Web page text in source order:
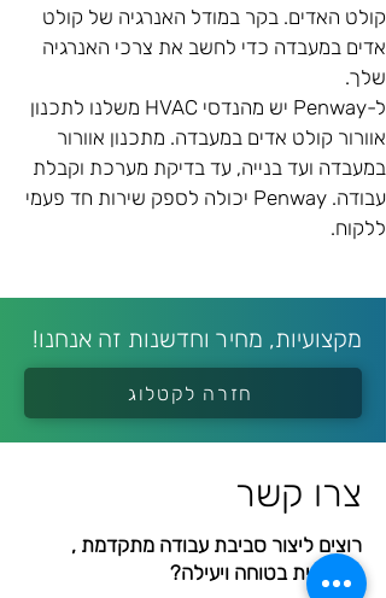
קולט האדים. בקר במודל האנרגיה של קולט
אדים במעבדה כדי לחשב את צרכי האנרגיה
שלך.
ל-Penway יש מהנדסי HVAC משלנו לתכנון
אוורור קולט אדים במעבדה. מתכנון אוורור
במעבדה ועד בנייה, עד בדיקת מערכת וקבלת
עבודה. Penway יכולה לספק שירות חד פעמי
ללקוח.
מקצועיות, מחיר וחדשנות זה אנחנו!
חזרה לקטלוג
צרו קשר
רוצים ליצור סביבת עבודה מתקדמת ,
אסתטית בטוחה ויעילה?